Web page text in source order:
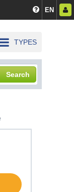
EN
TYPES
Search